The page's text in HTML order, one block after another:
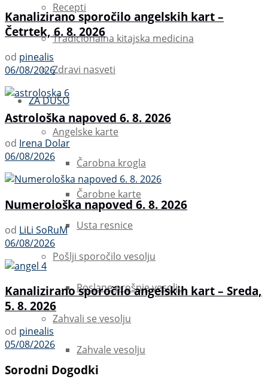
Recepti
Tradicionalna kitajska medicina
Zdravi nasveti
ZA DUŠO
Angelske karte
Čarobna krogla
Čarobne karte
Usta resnice
Pošlji sporočilo vesolju
Poslane prošnje vesolju
Zahvali se vesolju
Zahvale vesolju
Kanalizirano sporočilo angelskih kart –
Četrtek, 6. 8. 2026
od pinealis
06/08/2026
Astrološka napoved 6. 8. 2026
od Irena Dolar
06/08/2026
Numerološka napoved 6. 8. 2026
od LiLi SoRuM
06/08/2026
Kanalizirano sporočilo angelskih kart – Sreda,
5. 8. 2026
od pinealis
05/08/2026
Sorodni Dogodki